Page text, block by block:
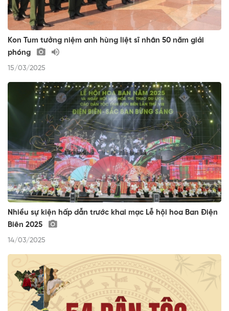
Kon Tum tưởng niệm anh hùng liệt sĩ nhân 50 năm giải
phóng
15/03/2025
Nhiều sự kiện hấp dẫn trước khai mạc Lễ hội hoa Ban Điện
Biên 2025
14/03/2025